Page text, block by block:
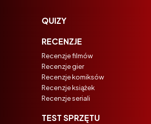
QUIZY
RECENZJE
Recenzje filmów
Recenzje gier
Recenzje komiksów
Recenzje książek
Recenzje seriali
TEST SPRZĘTU